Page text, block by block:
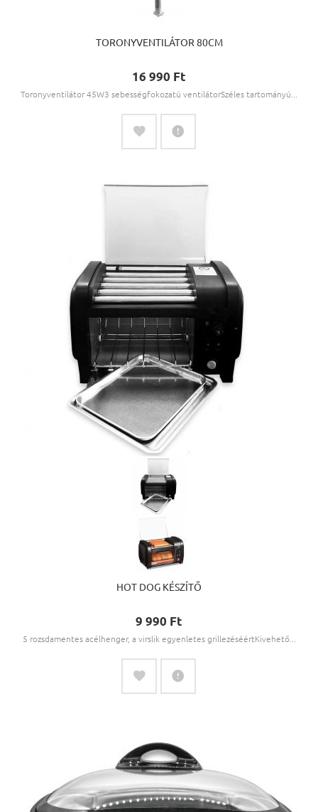
TORONYVENTILÁTOR 80CM
16 990 Ft‎
Toronyventilátor 45W3 sebességfokozatú ventilátorSzéles tartományú...
HOT DOG KÉSZÍTŐ
9 990 Ft‎
5 rozsdamentes acélhenger, a virslik egyenletes grillezéséértKivehető...